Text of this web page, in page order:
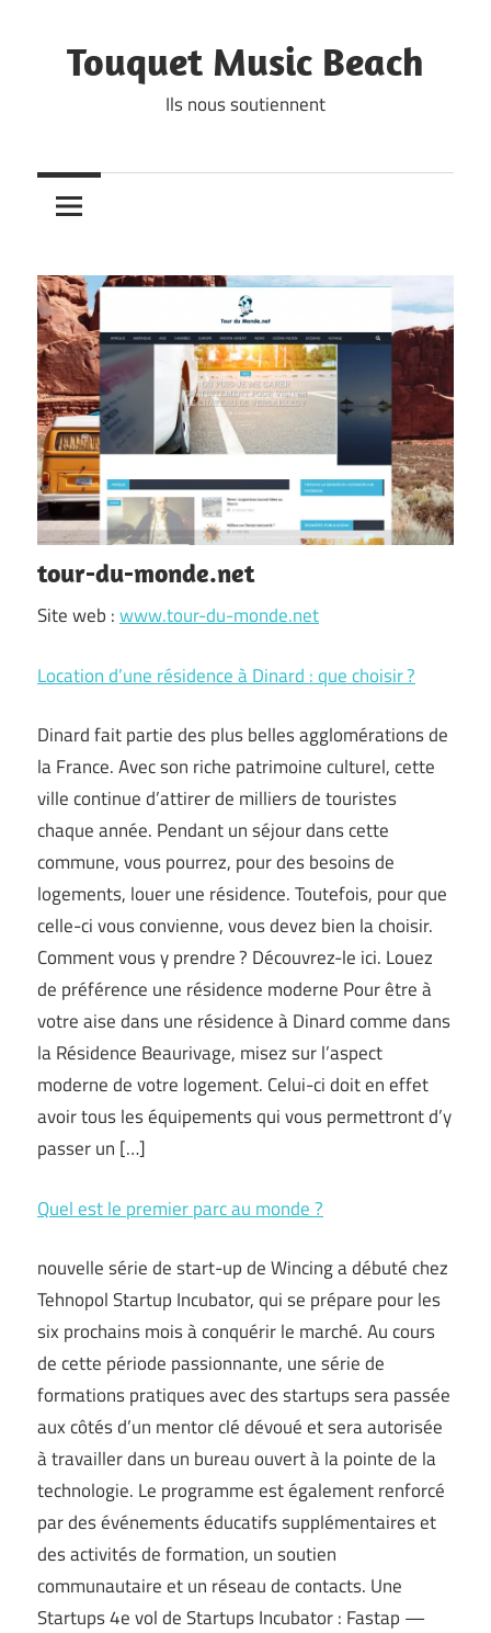
content
Touquet Music Beach
Ils nous soutiennent
tour-du-monde.net
Site web :www.tour-du-monde.net
Location d’une résidence à Dinard : que choisir ?
Dinard fait partie des plus belles agglomérations de
la France. Avec son riche patrimoine culturel, cette
ville continue d’attirer de milliers de touristes
chaque année. Pendant un séjour dans cette
commune, vous pourrez, pour des besoins de
logements, louer une résidence. Toutefois, pour que
celle-ci vous convienne, vous devez bien la choisir.
Comment vous y prendre ? Découvrez-le ici. Louez
de préférence une résidence moderne Pour être à
votre aise dans une résidence à Dinard comme dans
la Résidence Beaurivage, misez sur l’aspect
moderne de votre logement. Celui-ci doit en effet
avoir tous les équipements qui vous permettront d’y
passer un […]
Quel est le premier parc au monde ?
nouvelle série de start-up de Wincing a débuté chez
Tehnopol Startup Incubator, qui se prépare pour les
six prochains mois à conquérir le marché. Au cours
de cette période passionnante, une série de
formations pratiques avec des startups sera passée
aux côtés d’un mentor clé dévoué et sera autorisée
à travailler dans un bureau ouvert à la pointe de la
technologie. Le programme est également renforcé
par des événements éducatifs supplémentaires et
des activités de formation, un soutien
communautaire et un réseau de contacts. Une
Startups 4e vol de Startups Incubator : Fastap —